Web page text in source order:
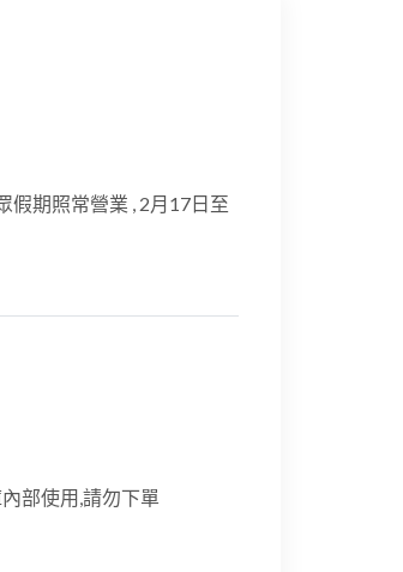
假期照常營業 , 2月17日至
部使用,請勿下單